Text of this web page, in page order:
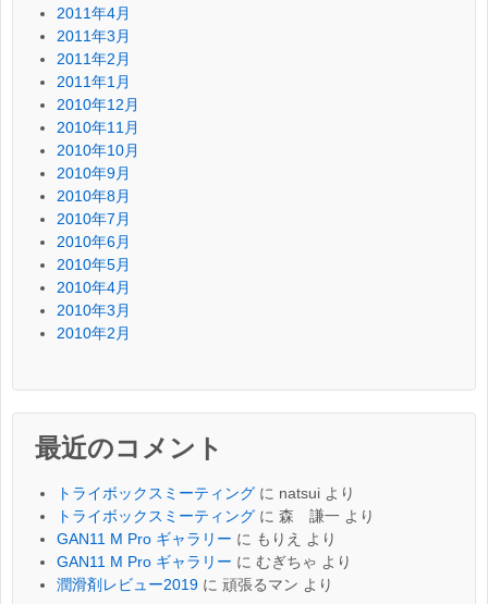
2011年4月
2011年3月
2011年2月
2011年1月
2010年12月
2010年11月
2010年10月
2010年9月
2010年8月
2010年7月
2010年6月
2010年5月
2010年4月
2010年3月
2010年2月
最近のコメント
トライボックスミーティング に natsui より
トライボックスミーティング に 森 謙一 より
GAN11 M Pro ギャラリー に もりえ
より
GAN11 M Pro ギャラリー に むぎちゃ より
潤滑剤レビュー2019 に 頑張るマン より